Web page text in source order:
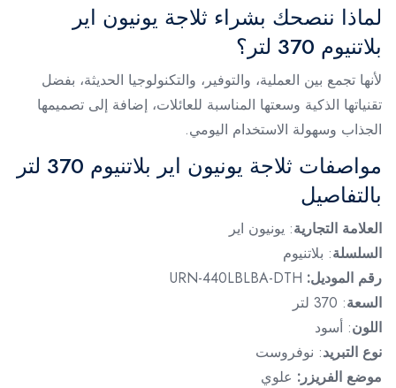
لماذا ننصحك بشراء ثلاجة يونيون اير
بلاتنيوم 370 لتر؟
لأنها تجمع بين العملية، والتوفير، والتكنولوجيا الحديثة، بفضل
تقنياتها الذكية وسعتها المناسبة للعائلات، إضافة إلى تصميمها
الجذاب وسهولة الاستخدام اليومي.
مواصفات ثلاجة يونيون اير بلاتنيوم 370 لتر
بالتفاصيل
العلامة التجارية: يونيون اير
السلسلة: بلاتنيوم
رقم الموديل: URN-440LBLBA-DTH
السعة: 370 لتر
اللون: أسود
نوع التبريد: نوفروست
موضع الفريزر: علوي